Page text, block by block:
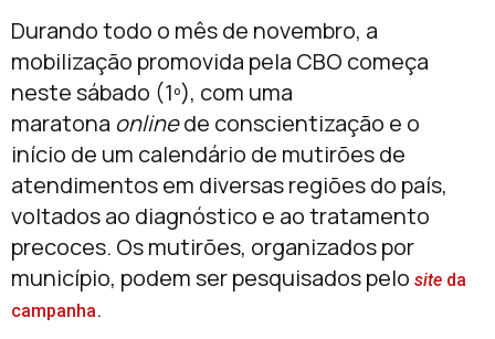
Durando todo o mês de novembro, a
mobilização promovida pela CBO começa
neste sábado (1º), com uma
maratona onlinede conscientização e o
início de um calendário de mutirões de
atendimentos em diversas regiões do país,
voltados ao diagnóstico e ao tratamento
precoces. Os mutirões, organizados por
município, podem ser pesquisados pelo site da
campanha.